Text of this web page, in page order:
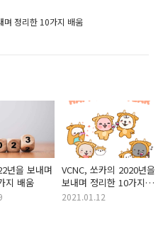
며 정리한 10가지 배움
년을 보내며
지 배움
VCNC, 쏘카의 2020년을
보내며 정리한 10가지
배움
2021.01.12